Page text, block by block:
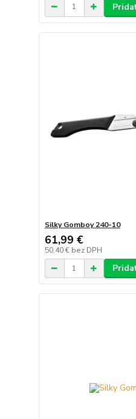
Silky Gomboy 240-10
61,99 €
50,40 € bez DPH